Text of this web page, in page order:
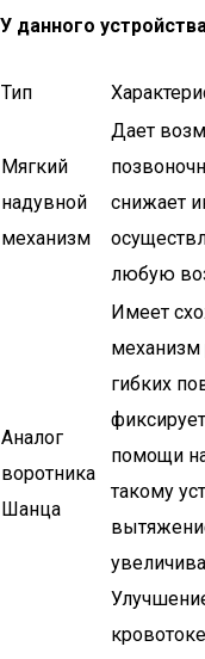
У данного
Тип
Мягкий
надувной
механизм
Дает
снижает
любую
Аналог
воротника
Шанца
Имеет
механизм
гибких
помощи
такому